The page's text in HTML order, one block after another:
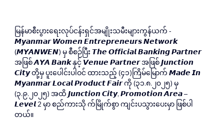
မြန်မာစီးပွားရေးလုပ်ငန်းရှင်အမျိုးသမီးများကွန်ယက် -
𝙈𝙮𝙖𝙣𝙢𝙖𝙧 𝙒𝙤𝙢𝙚𝙣 𝙀𝙣𝙩𝙧𝙚𝙥𝙧𝙚𝙣𝙚𝙪𝙧𝙨 𝙉𝙚𝙩𝙬𝙤𝙧𝙠
(𝙈𝙔𝘼𝙉𝙒𝙀𝙉) မှ စီစဉ်ပြီး 𝙏𝙝𝙚 𝙊𝙛𝙛𝙞𝙘𝙞𝙖𝙡 𝘽𝙖𝙣𝙠𝙞𝙣𝙜 𝙋𝙖𝙧𝙩𝙣𝙚𝙧
အဖြစ် 𝘼𝙔𝘼 𝘽𝙖𝙣𝙠 နှင့် 𝙑𝙚𝙣𝙪𝙚 𝙋𝙖𝙧𝙩𝙣𝙚𝙧 အဖြစ် 𝙅𝙪𝙣𝙘𝙩𝙞𝙤𝙣
𝘾𝙞𝙩𝙮 တို့မှ ပူးပေါင်းပါဝင် ထားသည့် (၄၁)ကြိမ်မြောက် 𝙈𝙖𝙙𝙚 𝙄𝙣
𝙈𝙮𝙖𝙣𝙢𝙖𝙧 𝙇𝙤𝙘𝙖𝙡 𝙋𝙧𝙤𝙙𝙪𝙘𝙩 𝙁𝙖𝙞𝙧 ကို (၃၁.၈.၂၀၂၅) မှ
(၃.၉.၂၀၂၅) အထိ 𝙅𝙪𝙣𝙘𝙩𝙞𝙤𝙣 𝘾𝙞𝙩𝙮, 𝙋𝙧𝙤𝙢𝙤𝙩𝙞𝙤𝙣 𝘼𝙧𝙚𝙖 –
𝙇𝙚𝙫𝙚𝙡 2 မှာ စည်ကားသို က်မြိုက်စွာ ကျင်းပသွားပေးမှာ ဖြစ်ပါ
တယ်။